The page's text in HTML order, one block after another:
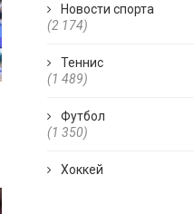
Новости спорта
(2 174)
Теннис
(1 489)
Футбол
(1 350)
Хоккей